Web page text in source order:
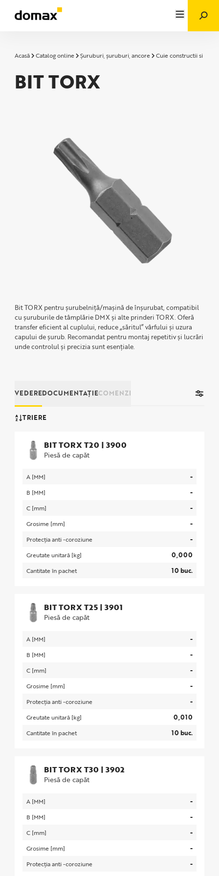
Acasă Catalog online Șuruburi, șuruburi, ancore Cuie constructii si
BIT TORX
Bit TORX pentru șurubelniță/mașină de înșurubat, compatibil
cu șuruburile de tâmplărie DMX și alte prinderi TORX. Oferă
transfer eficient al cuplului, reduce „săritul” vârfului și uzura
capului de șurub. Recomandat pentru montaj repetitiv și lucrări
unde controlul și precizia sunt esențiale.
VEDEREDOCUMENTAȚIECOMENZI
TRIERE
BIT TORX T20 | 3900
Piesă de capăt
A [MM] -
B [MM] -
C [mm] -
Grosime [mm] -
Protecția anti -coroziune -
Greutate unitară [kg] 0,000
Cantitate în pachet 10 buc.
BIT TORX T25 | 3901
Piesă de capăt
A [MM] -
B [MM] -
C [mm] -
Grosime [mm] -
Protecția anti -coroziune -
Greutate unitară [kg] 0,010
Cantitate în pachet 10 buc.
BIT TORX T30 | 3902
Piesă de capăt
A [MM] -
B [MM] -
C [mm] -
Grosime [mm] -
Protecția anti -coroziune -